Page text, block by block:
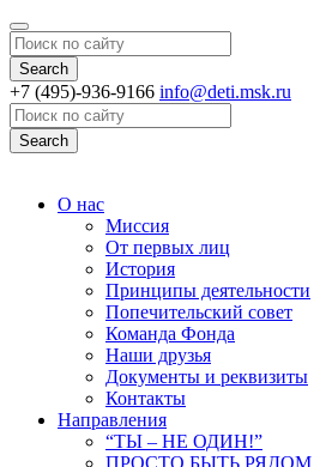
Search
+7 (495)-936-9166 info@deti.msk.ru
Search
О нас
Миссия
От первых лиц
История
Принципы деятельности
Попечительский совет
Команда Фонда
Наши друзья
Документы и реквизиты
Контакты
Направления
“ТЫ – НЕ ОДИН!”
ПРОСТО БЫТЬ РЯДОМ